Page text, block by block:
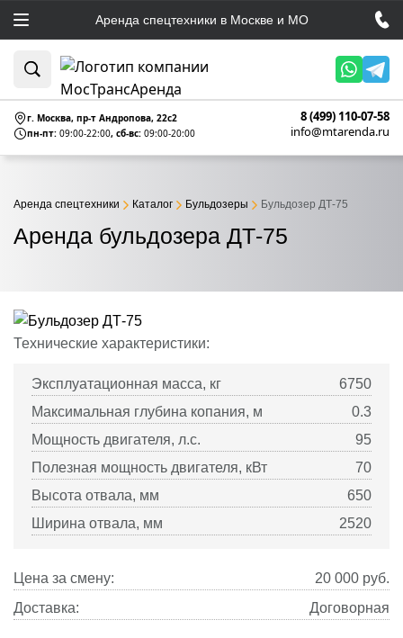
Аренда спецтехники в Москве и МО
г. Москва, пр-т Андропова, 22c2
пн-пт: 09:00-22:00, сб-вс: 09:00-20:00
8 (499) 110-07-58
info@mtarenda.ru
Аренда бульдозера ДТ-75
Аренда спецтехники Каталог Бульдозеры Бульдозер ДТ-75
Технические характеристики:
Эксплуатационная масса, кг
6750
Максимальная глубина копания, м
0.3
Мощность двигателя, л.с.
95
Полезная мощность двигателя, кВт
70
Высота отвала, мм
650
Ширина отвала, мм
2520
Цена за смену: 20 000 руб.
Доставка:
Договорная